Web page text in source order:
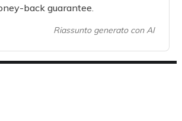
back guarantee
Riassunto generato con AI